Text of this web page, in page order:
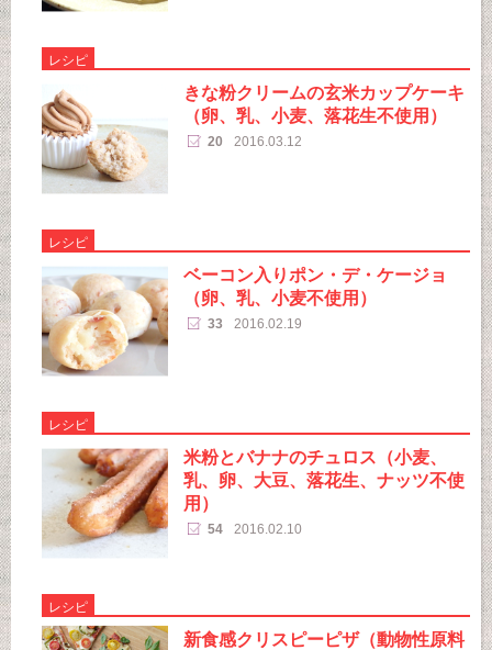
レシピ
きな粉クリームの玄米カップケーキ
（卵、乳、小麦、落花生不使用）
20 2016.03.12
レシピ
ベーコン入りポン・デ・ケージョ
（卵、乳、小麦不使用）
33 2016.02.19
レシピ
米粉とバナナのチュロス（小麦、
乳、卵、大豆、落花生、ナッツ不使
用）
54 2016.02.10
レシピ
新食感クリスピーピザ（動物性原料